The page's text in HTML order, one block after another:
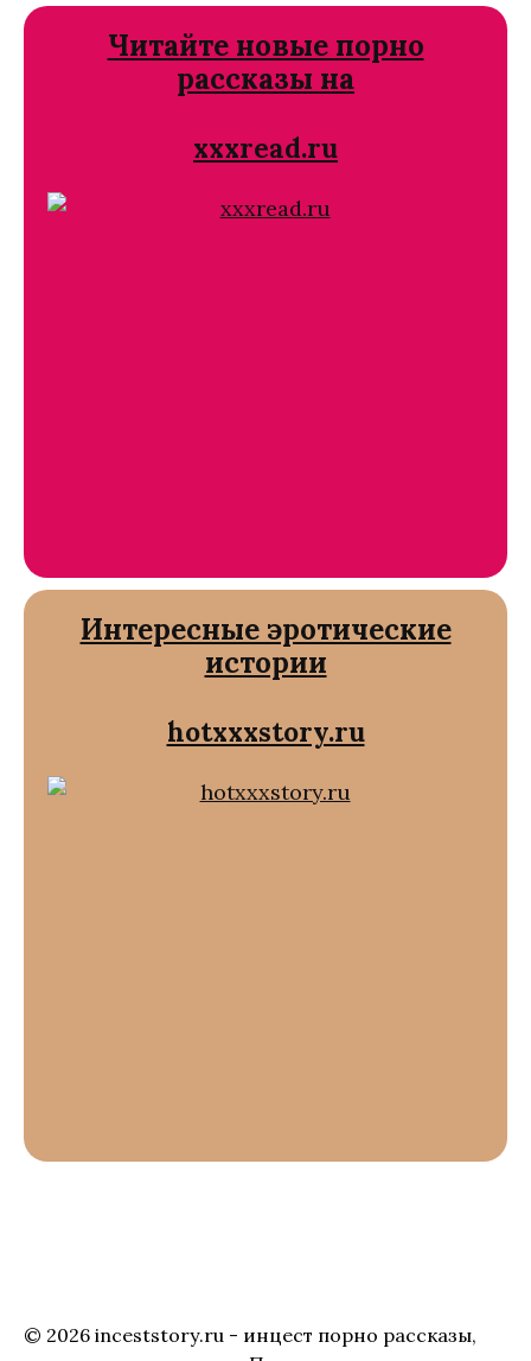
Читайте новые порно
рассказы на
xxxread.ru
Интересные эротические
истории
hotxxxstory.ru
© 2026 inceststory.ru - инцест порно рассказы,